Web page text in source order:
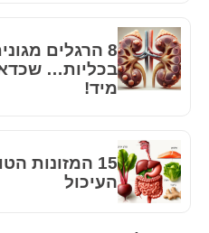
8 הרגלים
בכליות…
מיד!
15 המזונות
העיכול